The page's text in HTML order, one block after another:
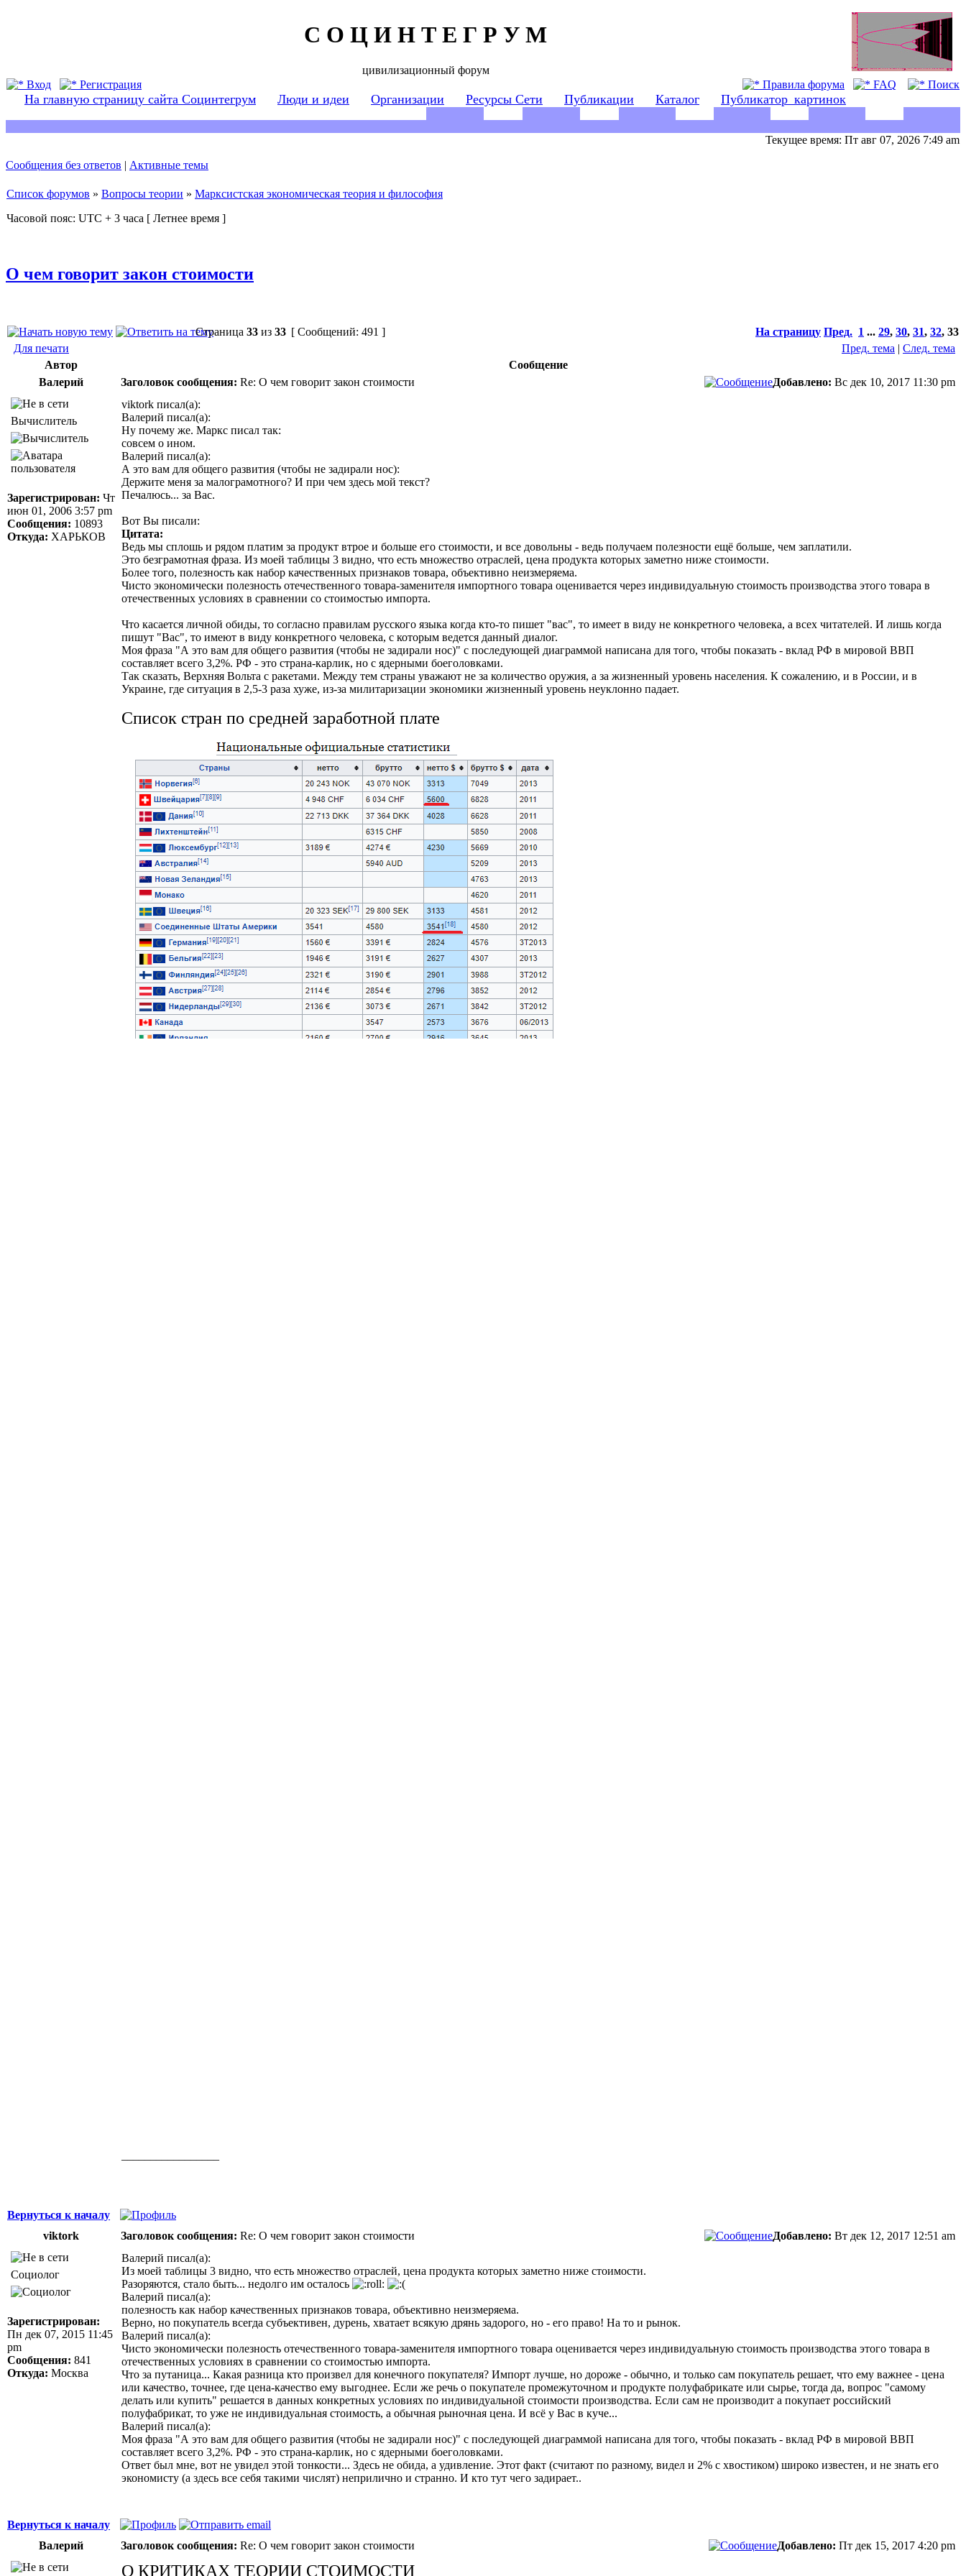
С О Ц И Н Т Е Г Р У М
цивилизационный форум
Вход
Регистрация Правила форума FAQ Поиск
На главную страницу сайта Социнтегрум Люди и идеи Организации Ресурсы Сети Публикации Каталог Публикатор_картинок
Текущее время: Пт авг 07, 2026 7:49 am
Сообщения без ответов | Активные темы
Список форумов » Вопросы теории » Марксистская экономическая теория и философия
Часовой пояс: UTC + 3 часа [ Летнее время ]
О чем говорит закон стоимости
Страница 33 из 33 [ Сообщений: 491 ] На страницу Пред. 1 ... 29, 30, 31, 32, 33
Для печати
Пред. тема | След. тема
Автор
Сообщение
Валерий
Заголовок сообщения: Re: О чем говорит закон стоимости Добавлено: Вс дек 10, 2017 11:30 pm
Вычислитель
Зарегистрирован: Чт
июн 01, 2006 3:57 pm
Сообщения: 10893
Откуда: ХАРЬКОВ
viktork писал(а):
Валерий писал(а):
Ну почему же. Маркс писал так:
совсем о ином.
Валерий писал(а):
А это вам для общего развития (чтобы не задирали нос):
Держите меня за малограмотного? И при чем здесь мой текст?
Печалюсь... за Вас.
Вот Вы писали:
Цитата:
Ведь мы сплошь и рядом платим за продукт втрое и больше его стоимости, и все довольны - ведь получаем полезности ещё больше, чем заплатили.
Это безграмотная фраза. Из моей таблицы 3 видно, что есть множество отраслей, цена продукта которых заметно ниже стоимости.
Более того, полезность как набор качественных признаков товара, объективно неизмеряема.
Чисто экономически полезность отечественного товара-заменителя импортного товара оценивается через индивидуальную стоимость производства этого товара в
отечественных условиях в сравнении со стоимостью импорта.
Что касается личной обиды, то согласно правилам русского языка когда кто-то пишет "вас", то имеет в виду не конкретного человека, а всех читателей. И лишь когда
пишут "Вас", то имеют в виду конкретного человека, с которым ведется данный диалог.
Моя фраза "А это вам для общего развития (чтобы не задирали нос)" с последующей диаграммой написана для того, чтобы показать - вклад РФ в мировой ВВП
составляет всего 3,2%. РФ - это страна-карлик, но с ядерными боеголовками.
Так сказать, Верхняя Вольта с ракетами. Между тем страны уважают не за количество оружия, а за жизненный уровень населения. К сожалению, и в России, и в
Украине, где ситуация в 2,5-3 раза хуже, из-за милитаризации экономики жизненный уровень неуклонно падает.
Список стран по средней заработной плате
Вернуться к началу
viktork
Заголовок сообщения: Re: О чем говорит закон стоимости Добавлено: Вт дек 12, 2017 12:51 am
Социолог
Зарегистрирован:
Пн дек 07, 2015 11:45
pm
Сообщения: 841
Откуда: Москва
Валерий писал(а):
Из моей таблицы 3 видно, что есть множество отраслей, цена продукта которых заметно ниже стоимости.
Разоряются, стало быть... недолго им осталось
Валерий писал(а):
полезность как набор качественных признаков товара, объективно неизмеряема.
Верно, но покупатель всегда субъективен, дурень, хватает всякую дрянь задорого, но - его право! На то и рынок.
Валерий писал(а):
Чисто экономически полезность отечественного товара-заменителя импортного товара оценивается через индивидуальную стоимость производства этого товара в
отечественных условиях в сравнении со стоимостью импорта.
Что за путаница... Какая разница кто произвел для конечного покупателя? Импорт лучше, но дороже - обычно, и только сам покупатель решает, что ему важнее - цена
или качество, точнее, где цена-качество ему выгоднее. Если же речь о покупателе промежуточном и продукте полуфабрикате или сырье, тогда да, вопрос "самому
делать или купить" решается в данных конкретных условиях по индивидуальной стоимости производства. Если сам не производит а покупает российский
полуфабрикат, то уже не индивидуальная стоимость, а обычная рыночная цена. И всё у Вас в куче...
Валерий писал(а):
Моя фраза "А это вам для общего развития (чтобы не задирали нос)" с последующей диаграммой написана для того, чтобы показать - вклад РФ в мировой ВВП
составляет всего 3,2%. РФ - это страна-карлик, но с ядерными боеголовками.
Ответ был мне, вот не увидел этой тонкости... Здесь не обида, а удивление. Этот факт (считают по разному, видел и 2% с хвостиком) широко известен, и не знать его
экономисту (а здесь все себя такими числят) неприлично и странно. И кто тут чего задирает..
Вернуться к началу
Валерий
Заголовок сообщения: Re: О чем говорит закон стоимости Добавлено: Пт дек 15, 2017 4:20 pm
О КРИТИКАХ ТЕОРИИ СТОИМОСТИ